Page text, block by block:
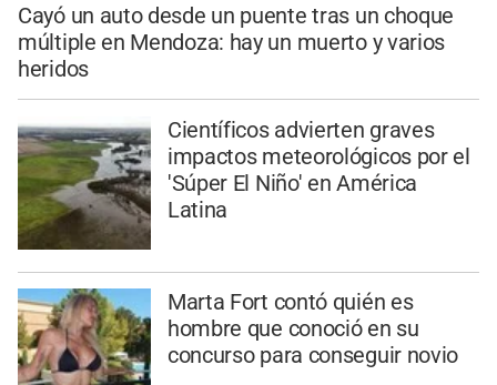
Cayó un auto desde un puente tras un choque
múltiple en Mendoza: hay un muerto y varios
heridos
Científicos advierten graves
impactos meteorológicos por el
'Súper El Niño' en América
Latina
Marta Fort contó quién es
hombre que conoció en su
concurso para conseguir novio